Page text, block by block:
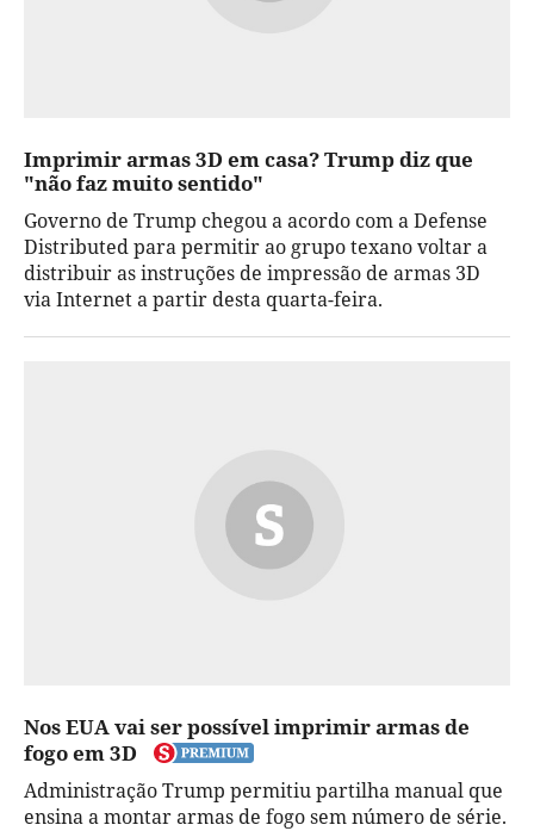
Imprimir armas 3D em casa? Trump diz que
"não faz muito sentido"
Governo de Trump chegou a acordo com a Defense
Distributed para permitir ao grupo texano voltar a
distribuir as instruções de impressão de armas 3D
via Internet a partir desta quarta-feira.
Nos EUA vai ser possível imprimir armas de
fogo em 3D
Administração Trump permitiu partilha manual que
ensina a montar armas de fogo sem número de série.